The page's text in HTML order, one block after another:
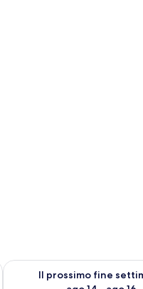
ago 7 - ago 9
Il prossimo fine
Verifica la disponibilità per